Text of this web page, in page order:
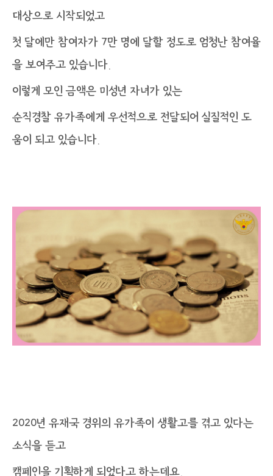
대상으로 시작되었고
첫 달에만 참여자가 7만 명에 달할 정도로 엄청난 참여율
을 보여주고 있습니다.
이렇게 모인 금액은 미성년 자녀가 있는
순직경찰 유가족에게 우선적으로 전달되어 실질적인 도
움이 되고 있습니다.
2020년 故유재국 경위의 유가족이 생활고를 겪고 있다는
소식을 듣고
캠페인을 기획하게 되었다고 하는데요.